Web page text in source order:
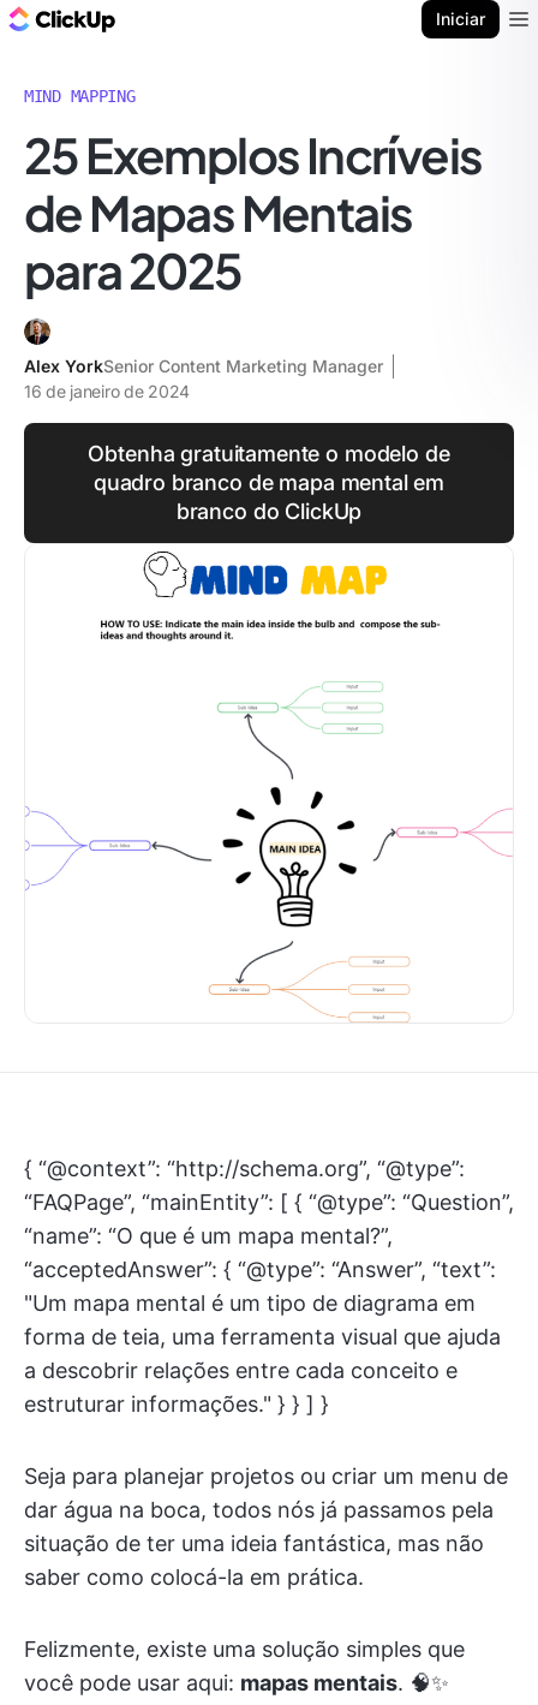
Iniciar
MIND MAPPING
25 Exemplos Incríveis
de Mapas Mentais
para 2025
Alex YorkSenior Content Marketing Manager
16 de janeiro de 2024
Obtenha gratuitamente o modelo de
quadro branco de mapa mental em
branco do ClickUp
{ “@context”: “http://schema.org”, “@type”:
“FAQPage”, “mainEntity”: [ { “@type”: “Question”,
“name”: “O que é um mapa mental?”,
“acceptedAnswer”: { “@type”: “Answer”, “text”:
"Um mapa mental é um tipo de diagrama em
forma de teia, uma ferramenta visual que ajuda
a descobrir relações entre cada conceito e
estruturar informações." } } ] }
Seja para planejar projetos ou criar um menu de
dar água na boca, todos nós já passamos pela
situação de ter uma ideia fantástica, mas não
saber como colocá-la em prática.
Felizmente, existe uma solução simples que
você pode usar aqui: mapas mentais. 🧠✨